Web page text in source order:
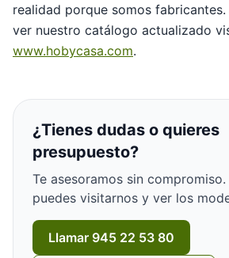
realidad porque somos
ver nuestro catálogo actualizado
www.hobycasa.com.
¿Tienes dudas o quieres
presupuesto?
Te asesoramos sin compromiso.
puedes visitarnos y ver los
Llamar 945 22 53 80